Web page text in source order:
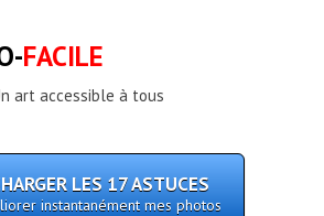
FACILE
art accessible à tous
LES 17 ASTUCES
instantanément mes photos